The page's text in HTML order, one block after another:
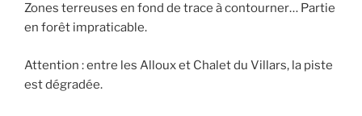
Zones terreuses en fond de trace à contourner… Partie
en forêt impraticable.
Attention : entre les Alloux et Chalet du Villars, la piste
est dégradée.